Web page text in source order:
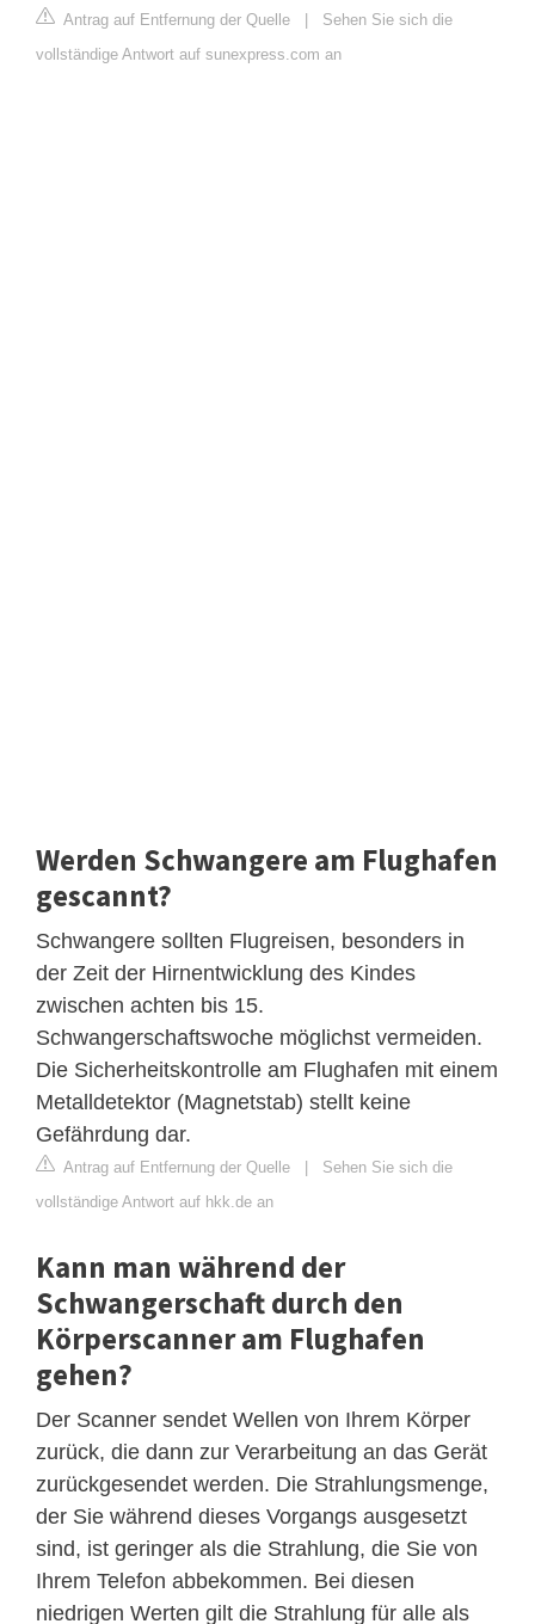
Antrag auf Entfernung der Quelle | Sehen Sie sich die
vollständige Antwort auf sunexpress.com an
Werden Schwangere am Flughafen
gescannt?
Schwangere sollten Flugreisen, besonders in
der Zeit der Hirnentwicklung des Kindes
zwischen achten bis 15.
Schwangerschaftswoche möglichst vermeiden.
Die Sicherheitskontrolle am Flughafen mit einem
Metalldetektor (Magnetstab) stellt keine
Gefährdung dar.
Antrag auf Entfernung der Quelle | Sehen Sie sich die
vollständige Antwort auf hkk.de an
Kann man während der
Schwangerschaft durch den
Körperscanner am Flughafen
gehen?
Der Scanner sendet Wellen von Ihrem Körper
zurück, die dann zur Verarbeitung an das Gerät
zurückgesendet werden. Die Strahlungsmenge,
der Sie während dieses Vorgangs ausgesetzt
sind, ist geringer als die Strahlung, die Sie von
Ihrem Telefon abbekommen. Bei diesen
niedrigen Werten gilt die Strahlung für alle als